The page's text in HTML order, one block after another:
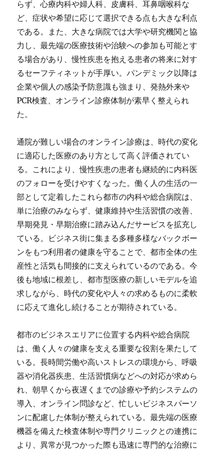
らず、心療内科や婦人科、皮膚科、耳鼻咽喉科な
ど、症状や希望に応じて選択できる点も大きな利点
である。また、大きな病院では大学や研究機関と協
力し、最先端の医療技術や治験への参加も可能とす
る場合があり、慢性疾患を抱える患者の将来に対す
るセーフティネットが手厚い。パンデミック以降は
企業や個人の感染予防意識も強まり、発熱外来や
PCR検査、オンライン診療体制が素早く整えられ
た。
通院が難しい場合のオンライン診療は、時代の変化
に適応した医療のあり方として高く評価されてい
る。これにより、慢性疾患の患者も継続的に内科医
のフォローを受けやすくなった。働く人の生活の一
部として定着したこれら都市の内科や総合病院は、
単に治療のみならず、健康維持や生活習慣の改善、
早期発見・早期治療に踏み込んだサービスを拡充し
ている。ビジネス街に集まる多種多様なバックボー
ンをもつ利用者の健康を守ることで、都市全体の生
産性と活気も間接的に支えられているのである。今
後も地域に根差し、都市型医療の新しいモデルを追
求しながら、時代の変化や人々の求めるものに柔軟
に応えて進化し続けることが期待されている。
都市のビジネスエリアに位置する内科や総合病院
は、働く人々の健康を支える重要な役割を果たして
いる。長時間労働や高いストレスの環境から、呼吸
器や消化器疾患、生活習慣病などへの対応が求めら
れ、朝早くから夜遅くまでの診療や予約システムの
導入、オンライン問診など、忙しいビジネスパーソ
ンに配慮した体制が整えられている。最先端の医療
機器を備えた検査体制や専門クリニックとの連携に
より、異常が見つかった際も迅速に専門的な治療に